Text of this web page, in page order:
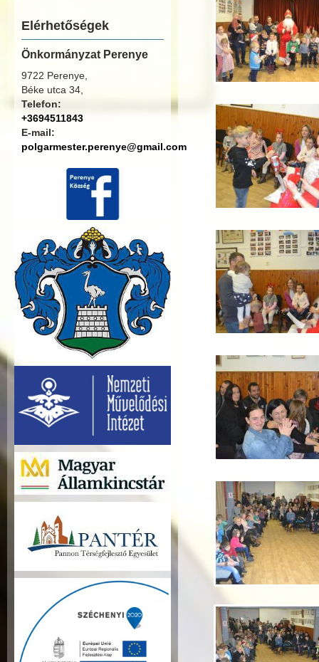
Elérhetőségek
Önkormányzat Perenye
9722 Perenye,
Béke utca 34,
Telefon:
+3694511843
E-mail:
polgarmester.perenye@gmail.com